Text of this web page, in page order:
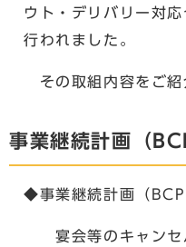
ウト・デリバリー対
行われました。
その取組内容をご紹
事業継続計画（
◆事業継続計画（
宴会等のキャンセ